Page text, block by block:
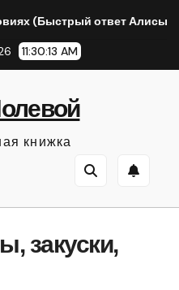
ответ Алисы AI)
11:30:14 AM
книжка
закуски,